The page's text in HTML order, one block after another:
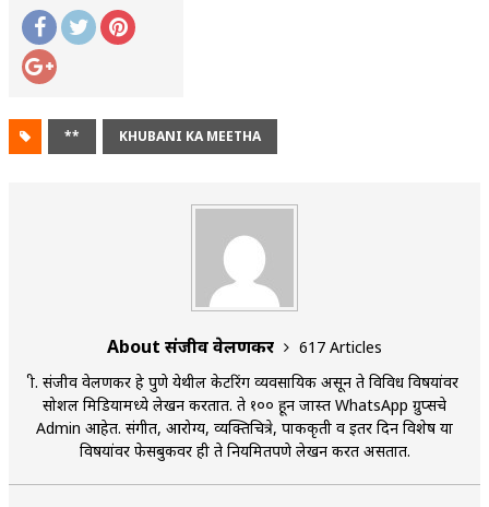
** KHUBANI KA MEETHA
About संजीव वेलणकर
617 Articles
श्री. संजीव वेलणकर हे पुणे येथील केटरिंग व्यवसायिक असून ते विविध विषयांवर
सोशल मिडियामध्ये लेखन करतात. ते १०० हून जास्त WhatsApp ग्रुप्सचे
Admin आहेत. संगीत, आरोग्य, व्यक्तिचित्रे, पाककृती व इतर दिन विशेष या
विषयांवर फेसबुकवर ही ते नियमितपणे लेखन करत असतात.